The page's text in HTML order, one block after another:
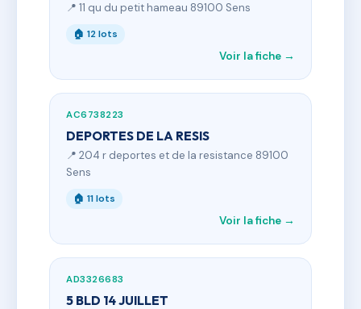
📍 11 qu du petit hameau 89100 Sens
🏠 12 lots
Voir la fiche →
AC6738223
DEPORTES DE LA RESIS
📍 204 r deportes et de la resistance 89100
Sens
🏠 11 lots
Voir la fiche →
AD3326683
5 BLD 14 JUILLET